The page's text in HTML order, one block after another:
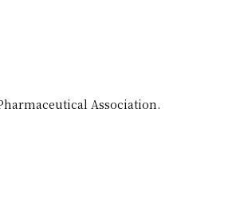
Association.